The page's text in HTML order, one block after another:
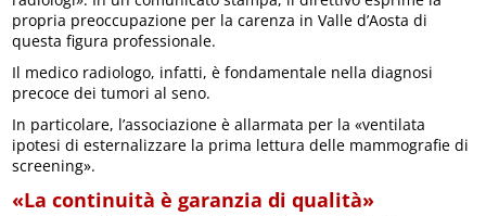
propria preoccupazione per la carenza in Valle d’Aosta di
questa figura professionale.
Il medico radiologo, infatti, è fondamentale nella diagnosi
precoce dei tumori al seno.
In particolare, l’associazione è allarmata per la «ventilata
ipotesi di esternalizzare la prima lettura delle mammografie di
screening».
«La continuità è garanzia di qualità»